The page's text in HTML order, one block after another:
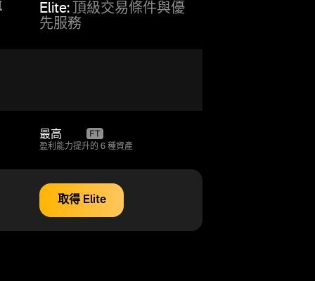
Elite: 頂級交易條件與優
先服務
最高
盈利能力提升的 6 種資產
取得 Elite